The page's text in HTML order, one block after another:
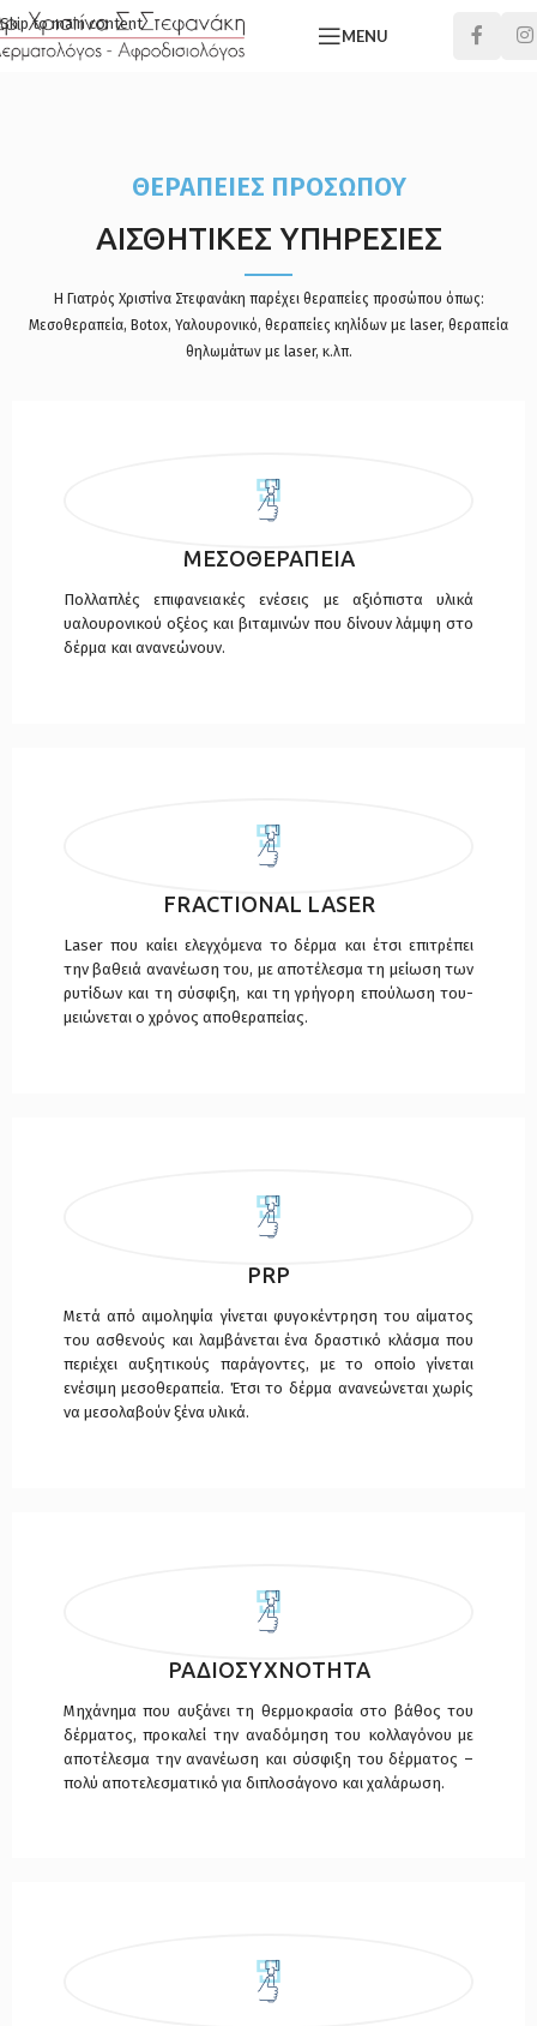
Skip to main content
MENU
ΘΕΡΑΠΕΙΕΣ ΠΡΟΣΩΠΟΥ
ΑΙΣΘΗΤΙΚΕΣ ΥΠΗΡΕΣΙΕΣ
Η Γιατρός Χριστίνα Στεφανάκη παρέχει θεραπείες προσώπου όπως:
Μεσοθεραπεία, Botox, Υαλουρονικό, θεραπείες κηλίδων με laser, θεραπεία
θηλωμάτων με laser, κ.λπ.
ΜΕΣΟΘΕΡΑΠΕΙΑ
Πολλαπλές επιφανειακές ενέσεις με αξιόπιστα υλικά
υαλουρονικού οξέος και βιταμινών που δίνουν λάμψη στο
δέρμα και ανανεώνουν.
FRACTIONAL LASER
Laser που καίει ελεγχόμενα το δέρμα και έτσι επιτρέπει
την βαθειά ανανέωση του, με αποτέλεσμα τη μείωση των
ρυτίδων και τη σύσφιξη, και τη γρήγορη επούλωση του-
μειώνεται ο χρόνος αποθεραπείας.
PRP
Μετά από αιμοληψία γίνεται φυγοκέντρηση του αίματος
του ασθενούς και λαμβάνεται ένα δραστικό κλάσμα που
περιέχει αυξητικούς παράγοντες, με το οποίο γίνεται
ενέσιμη μεσοθεραπεία. Έτσι το δέρμα ανανεώνεται χωρίς
να μεσολαβούν ξένα υλικά.
ΡΑΔΙΟΣΥΧΝΟΤΗΤΑ
Μηχάνημα που αυξάνει τη θερμοκρασία στο βάθος του
δέρματος, προκαλεί την αναδόμηση του κολλαγόνου με
αποτέλεσμα την ανανέωση και σύσφιξη του δέρματος –
πολύ αποτελεσματικό για διπλοσάγονο και χαλάρωση.